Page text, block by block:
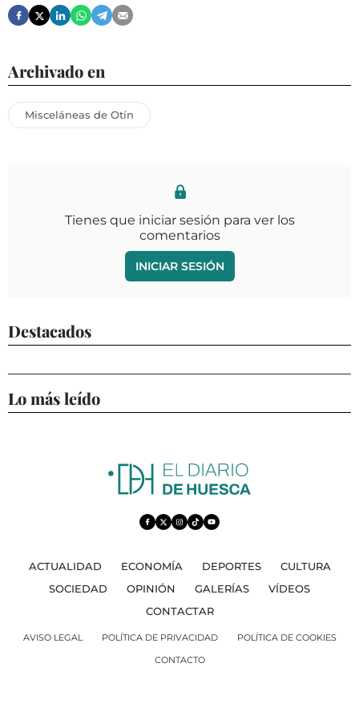
Archivado en
Misceláneas de Otín
Tienes que iniciar sesión para ver los
comentarios
INICIAR SESIÓN
Destacados
Lo más leído
ACTUALIDAD ECONOMÍA DEPORTES
CULTURA
SOCIEDAD
OPINIÓN GALERÍAS
VÍDEOS
CONTACTAR
AVISO LEGAL POLÍTICA DE PRIVACIDAD
POLÍTICA DE COOKIES
CONTACTO